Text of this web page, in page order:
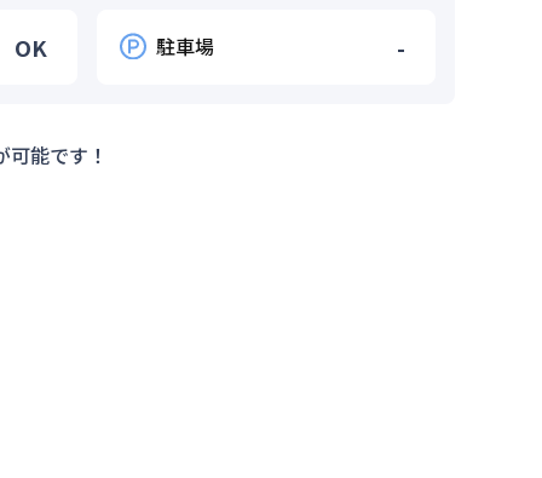
OK 駐車場 -
能です！